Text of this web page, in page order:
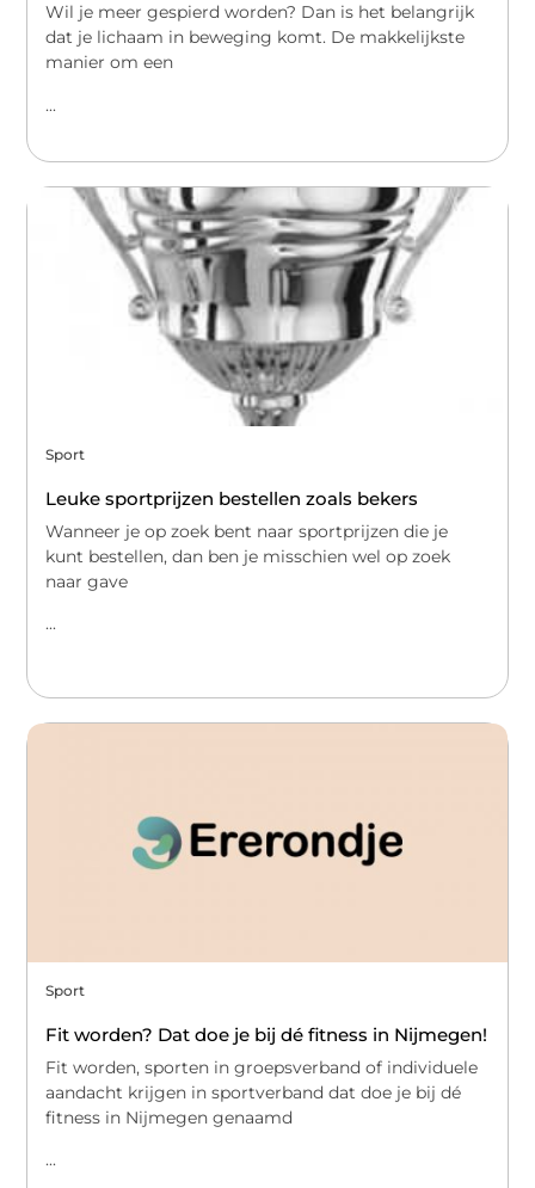
Wil je meer gespierd worden? Dan is het belangrijk
dat je lichaam in beweging komt. De makkelijkste
manier om een
...
Sport
Leuke sportprijzen bestellen zoals bekers
Wanneer je op zoek bent naar sportprijzen die je
kunt bestellen, dan ben je misschien wel op zoek
naar gave
...
Sport
Fit worden? Dat doe je bij dé fitness in Nijmegen!
Fit worden, sporten in groepsverband of individuele
aandacht krijgen in sportverband dat doe je bij dé
fitness in Nijmegen genaamd
...